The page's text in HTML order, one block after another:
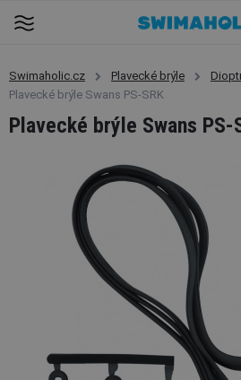
Swimaholic.cz Plavecké brýle
Plavecké brýle Swans PS-SRK
Plavecké brýle Swans PS-